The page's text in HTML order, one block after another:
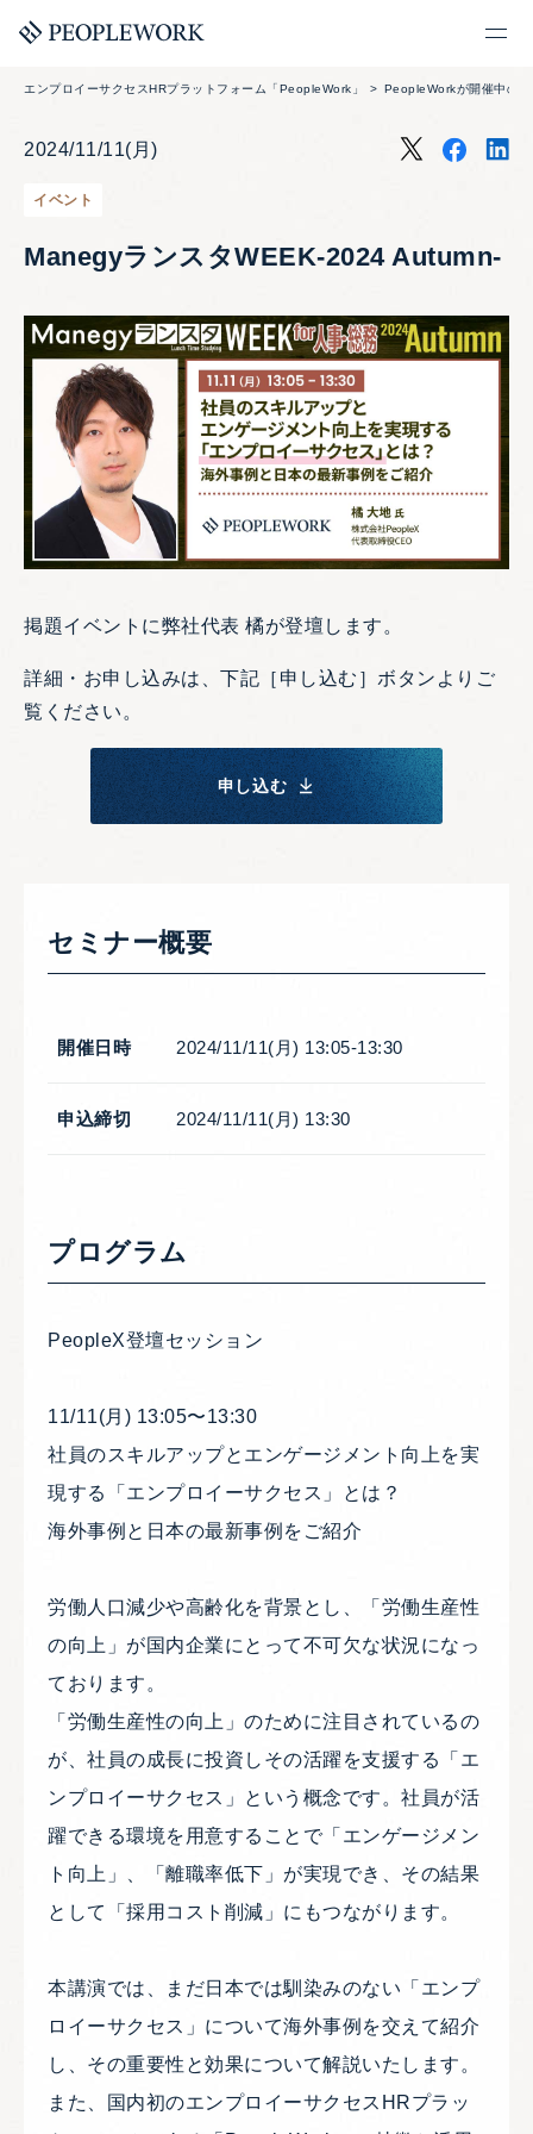
エンプロイーサクセスHRプラットフォーム「PeopleWork」 PeopleWorkが開催中のセ
2024/11/11(月)
イベント
ManegyランスタWEEK-2024 Autumn-
掲題イベントに弊社代表 橘が登壇します。
詳細・お申し込みは、下記［申し込む］ボタンよりご
覧ください。
申し込む
セミナー概要
開催日時 2024/11/11(月) 13:05-13:30
申込締切 2024/11/11(月) 13:30
プログラム
PeopleX登壇セッション
11/11(月) 13:05〜13:30
社員のスキルアップとエンゲージメント向上を実
現する「エンプロイーサクセス」とは？
海外事例と日本の最新事例をご紹介
労働人口減少や高齢化を背景とし、「労働生産性
の向上」が国内企業にとって不可欠な状況になっ
ております。
「労働生産性の向上」のために注目されているの
が、社員の成長に投資しその活躍を支援する「エ
ンプロイーサクセス」という概念です。社員が活
躍できる環境を用意することで「エンゲージメン
ト向上」、「離職率低下」が実現でき、その結果
として「採用コスト削減」にもつながります。
本講演では、まだ日本では馴染みのない「エンプ
ロイーサクセス」について海外事例を交えて紹介
し、その重要性と効果について解説いたします。
また、国内初のエンプロイーサクセスHRプラッ